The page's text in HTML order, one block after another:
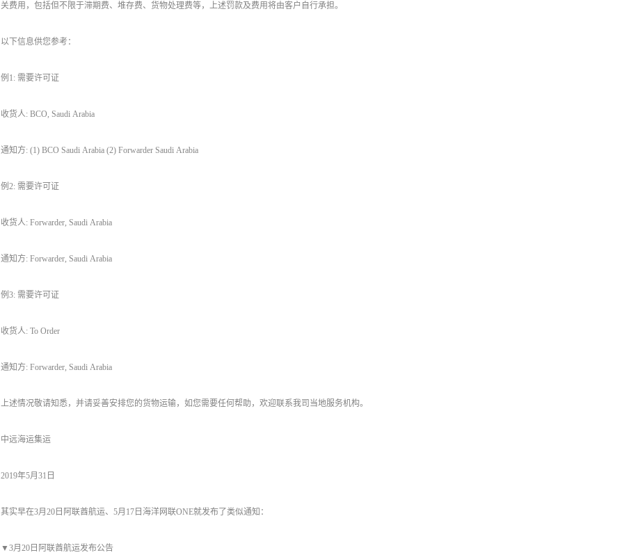
关费用，包括但不限于滞期费、堆存费、货物处理费等，上述罚款及费用将由客户自行承担。
以下信息供您参考：
例1: 需要许可证
收货人: BCO, Saudi Arabia
通知方: (1) BCO Saudi Arabia (2) Forwarder Saudi Arabia
例2: 需要许可证
收货人: Forwarder, Saudi Arabia
通知方: Forwarder, Saudi Arabia
例3: 需要许可证
收货人: To Order
通知方: Forwarder, Saudi Arabia
上述情况敬请知悉，并请妥善安排您的货物运输，如您需要任何帮助，欢迎联系我司当地服务机构。
中远海运集运
2019年5月31日
其实早在3月20日阿联酋航运、5月17日海洋网联ONE就发布了类似通知：
▼3月20日阿联酋航运发布公告